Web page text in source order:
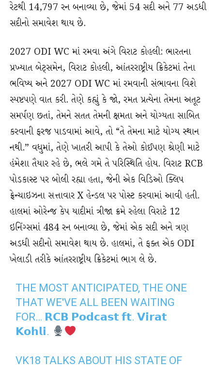
રેટથી 14,797 રન બનાવ્યા છે, જેમાં 54 સદી અને 77 અડધી
સદીનો સમાવેશ થાય છે.
2027 ODI WC માં રમવા અંગે વિરાટ કોહલી: ભારતના
પ્રખ્યાત બેટ્સમેન, વિરાટ કોહલી, આંતરરાષ્ટ્રીય ક્રિકેટમાં તેના
ભવિષ્ય અને 2027 ODI WC માં રમવાની સંભાવના વિશે
સ્પષ્ટપણે વાત કરી. તેણે કહ્યું કે જો, રમત પ્રત્યેના તેમના અતૂટ
સમર્પણ છતાં, તેમને સતત તેમની ક્ષમતા અને યોગ્યતા સાબિત
કરવાની ફરજ પાડવામાં આવે, તો “તે તેમના માટે યોગ્ય સ્થાન
નથી.” વધુમાં, તેણે ખાતરી આપી કે તેઓ કોઈપણ શ્રેણી માટે
હંમેશા તૈયાર રહે છે, ભલે ગમે તે પરિસ્થિતિ હોય. વિરાટ RCB
પોડકાસ્ટ પર બોલી રહ્યા હતા, જેની એક વિડિઓ ક્લિપ
ફ્રેન્ચાઇઝના સત્તાવાર X હેન્ડલ પર પોસ્ટ કરવામાં આવી હતી.
હાલમાં ઓરેન્જ કેપ યાદીમાં ત્રીજા ક્રમે રહેલા વિરાટે 12
ઇનિંગ્સમાં 484 રન બનાવ્યા છે, જેમાં એક સદી અને ત્રણ
અડધી સદીનો સમાવેશ થાય છે. હાલમાં, તે ફક્ત એક ODI
ખેલાડી તરીકે આંતરરાષ્ટ્રીય ક્રિકેટમાં ભાગ લે છે.
THE MOST ANTICIPATED, THE ONE
THAT WE'VE ALL BEEN WAITING
FOR… 𝗥𝗖𝗕 𝗣𝗼𝗱𝗰𝗮𝘀𝘁 𝗳𝘁. 𝗩𝗶𝗿𝗮𝘁
𝗞𝗼𝗵𝗹𝗶.
VK18 TALKS ABOUT HIS STATE OF